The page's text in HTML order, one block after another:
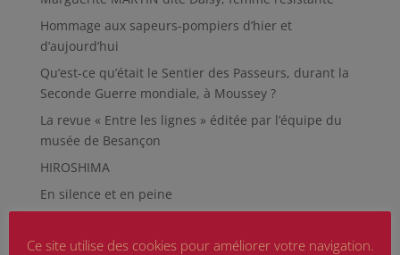
Hommage aux sapeurs-pompiers d’hier et
d’aujourd’hui
Qu’est-ce qu’était le Sentier des Passeurs, durant la
Seconde Guerre mondiale, à Moussey ?
La revue « Entre les lignes » éditée par l’équipe du
musée de Besançon
HIROSHIMA
En silence et en peine
Guerre mondiale
Ce site utilise des cookies pour améliorer votre navigation.